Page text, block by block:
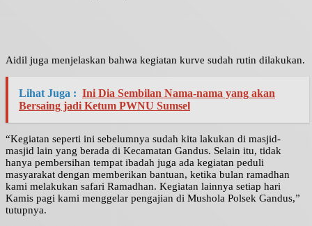
Aidil juga menjelaskan bahwa kegiatan kurve sudah rutin dilakukan.
Lihat Juga : Ini Dia Sembilan Nama-nama yang akan
Bersaing jadi Ketum PWNU Sumsel
“Kegiatan seperti ini sebelumnya sudah kita lakukan di masjid-
masjid lain yang berada di Kecamatan Gandus. Selain itu, tidak
hanya pembersihan tempat ibadah juga ada kegiatan peduli
masyarakat dengan memberikan bantuan, ketika bulan ramadhan
kami melakukan safari Ramadhan. Kegiatan lainnya setiap hari
Kamis pagi kami menggelar pengajian di Mushola Polsek Gandus,”
tutupnya.